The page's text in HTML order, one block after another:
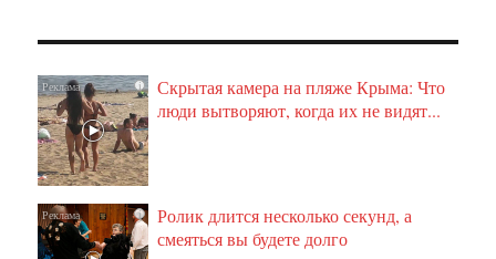
i
Скрытая камера на пляже Крыма: Что
люди вытворяют, когда их не видят...
i
Ролик длится несколько секунд, а
смеяться вы будете долго